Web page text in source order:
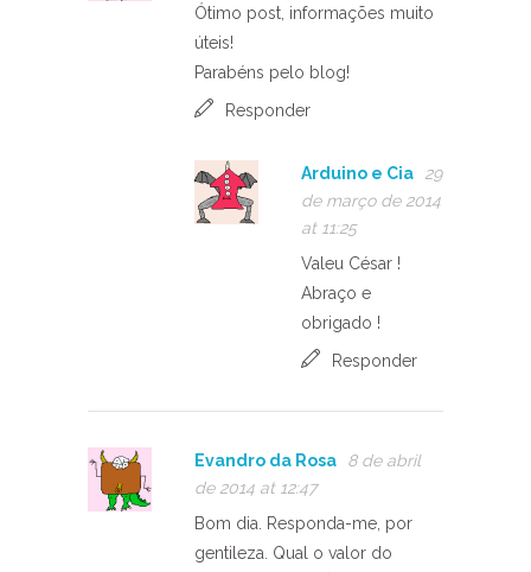
Ótimo post, informações muito
úteis!
Parabéns pelo blog!
Responder
Arduino e Cia
29
de março de 2014
at 11:25
Valeu César !
Abraço e
obrigado !
Responder
Evandro da Rosa
8 de abril
de 2014 at 12:47
Bom dia. Responda-me, por
gentileza. Qual o valor do